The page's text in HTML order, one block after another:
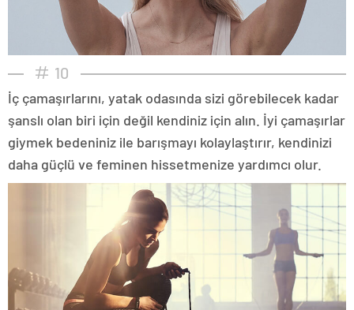
10
İç çamaşırlarını, yatak odasında sizi görebilecek kadar
şanslı olan biri için değil kendiniz için alın. İyi çamaşırlar
giymek bedeniniz ile barışmayı kolaylaştırır, kendinizi
daha güçlü ve feminen hissetmenize yardımcı olur.